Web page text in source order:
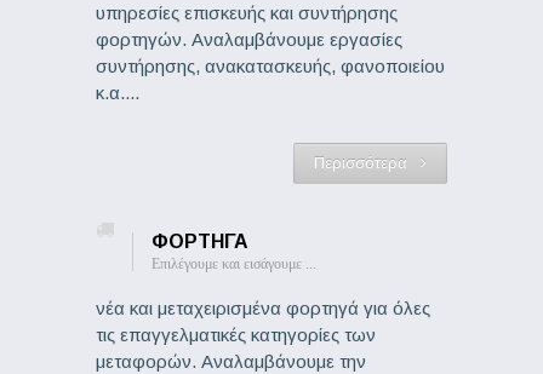
υπηρεσίες επισκευής και συντήρησης
φορτηγών. Αναλαμβάνουμε εργασίες
συντήρησης, ανακατασκευής, φανοποιείου
κ.α....
Περισσότερα
ΦΟΡΤΗΓΑ
Επιλέγουμε και εισάγουμε ...
νέα και μεταχειρισμένα φορτηγά για όλες
τις επαγγελματικές κατηγορίες των
μεταφορών. Αναλαμβάνουμε την